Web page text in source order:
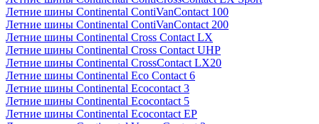
Летние шины Continental ContiVanContact 100
Летние шины Continental ContiVanContact 200
Летние шины Continental Cross Contact LX
Летние шины Continental Cross Contact UHP
Летние шины Continental CrossContact LX20
Летние шины Continental Eco Contact 6
Летние шины Continental Ecocontact 3
Летние шины Continental Ecocontact 5
Летние шины Continental Ecocontact EP